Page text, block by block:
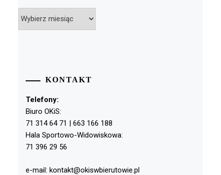
KONTAKT
Telefony:
Biuro OKiS:
71 314 64 71 | 663 166 188
Hala Sportowo-Widowiskowa:
71 396 29 56
e-mail: kontakt@okiswbierutowie.pl